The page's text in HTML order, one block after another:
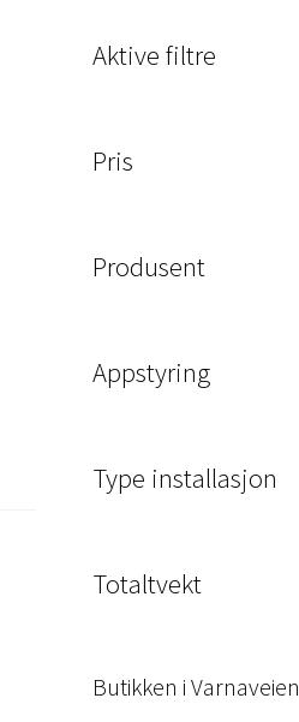
Aktive filtre
Pris
Produsent
Appstyring
Type installasjon
Totaltvekt
Butikken i Varnaveien